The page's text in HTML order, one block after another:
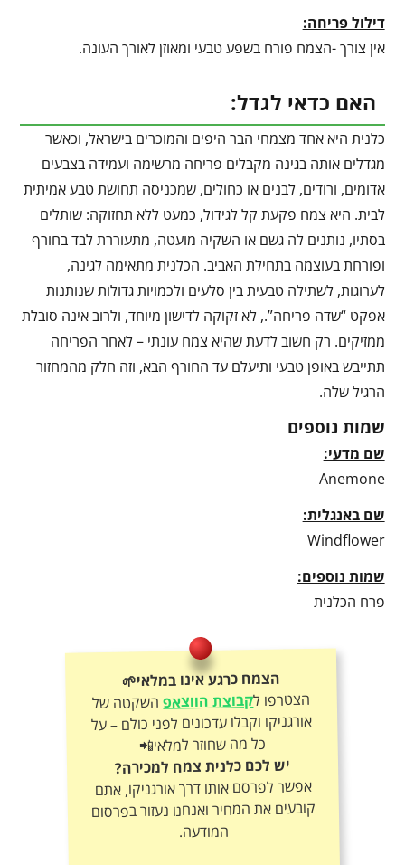
דילול פריחה:
אין צורך -הצמח פורח בשפע טבעי ומאוזן לאורך העונה.
האם כדאי לגדל:
כלנית היא אחד מצמחי הבר היפים והמוכרים בישראל, וכאשר
מגדלים אותה בגינה מקבלים פריחה מרשימה ועמידה בצבעים
אדומים, ורודים, לבנים או כחולים, שמכניסה תחושת טבע אמיתית
לבית. היא צמח פקעת קל לגידול, כמעט ללא תחזוקה: שותלים
בסתיו, נותנים לה גשם או השקיה מועטה, מתעוררת לבד בחורף
ופורחת בעוצמה בתחילת האביב. הכלנית מתאימה לגינה,
לערוגות, לשתילה טבעית בין סלעים ולכמויות גדולות שנותנות
אפקט “שדה פריחה”., לא זקוקה לדישון מיוחד, ולרוב אינה סובלת
ממזיקים. רק חשוב לדעת שהיא צמח עונתי – לאחר הפריחה
תתייבש באופן טבעי ותיעלם עד החורף הבא, וזה חלק מהמחזור
הרגיל שלה.
שמות נוספים
שם מדעי:
Anemone
שם באנגלית:
Windflower
שמות נוספים:
פרח הכלנית
הצמח כרגע אינו במלאי🌱
הצטרפו לקבוצת הווצאפהשקטה של
אורגניקו וקבלו עדכונים לפני כולם – על
כל מה שחוזר למלאי📲
יש לכם כלנית צמח למכירה?
אפשר לפרסם אותו דרך אורגניקו, אתם
קובעים את המחיר ואנחנו נעזור בפרסום
המודעה.